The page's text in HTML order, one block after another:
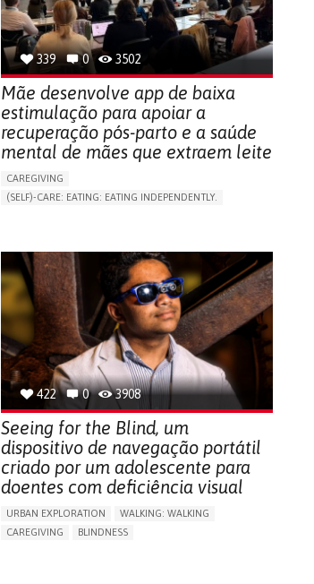
339 0 3502
Mãe desenvolve app de baixa
estimulação para apoiar a
recuperação pós-parto e a saúde
mental de mães que extraem leite
CAREGIVING
(SELF)-CARE: EATING: EATING INDEPENDENTLY.
SUPPORT ON PUERPERIUM/POST-CHILDBIRTH
CAREGIVING SUPPORT
GYNECOLOGY AND OBSTETRICS
PARENTHOOD SUPPORT
WOMEN'S HEALTH
422 0 3908
Seeing for the Blind, um
dispositivo de navegação portátil
criado por um adolescente para
doentes com deficiência visual
URBAN EXPLORATION
WALKING: WALKING
CAREGIVING
BLINDNESS